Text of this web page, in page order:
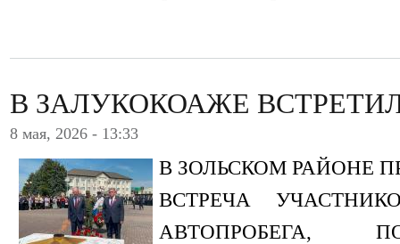
В ЗАЛУКОКОАЖЕ
8 мая, 2026 - 13:33
В ЗОЛЬСКОМ РАЙОНЕ
ВСТРЕЧА
АВТОПРОБЕГА,